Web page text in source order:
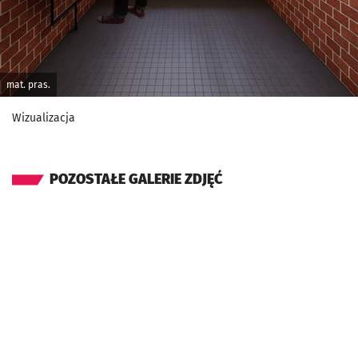
mat. pras.
Wizualizacja
POZOSTAŁE GALERIE ZDJĘĆ